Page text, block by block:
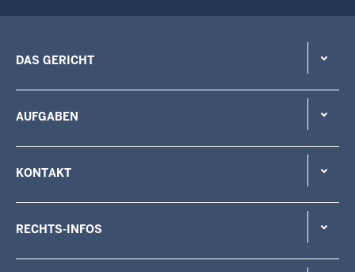
DAS GERICHT
AUFGABEN
KONTAKT
RECHTS-INFOS